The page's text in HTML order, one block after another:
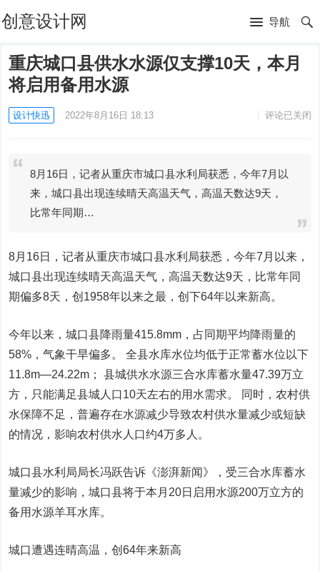
创意设计网 导航
重庆城口县供水水源仅支撑10天，本月
将启用备用水源
设计快迅 2022年8月16日 18:13 评论已关闭
8月16日，记者从重庆市城口县水利局获悉，今年7月以
来，城口县出现连续晴天高温天气，高温天数达9天，
比常年同期…
8月16日，记者从重庆市城口县水利局获悉，今年7月以来，
城口县出现连续晴天高温天气，高温天数达9天，比常年同
期偏多8天，创1958年以来之最，创下64年以来新高。
今年以来，城口县降雨量415.8mm，占同期平均降雨量的
58%，气象干旱偏多。 全县水库水位均低于正常蓄水位以下
11.8m—24.22m； 县城供水水源三合水库蓄水量47.39万立
方，只能满足县城人口10天左右的用水需求。 同时，农村供
水保障不足，普遍存在水源减少导致农村供水量减少或短缺
的情况，影响农村供水人口约4万多人。
城口县水利局局长冯跃告诉《澎湃新闻》，受三合水库蓄水
量减少的影响，城口县将于本月20日启用水源200万立方的
备用水源羊耳水库。
城口遭遇连晴高温，创64年来新高